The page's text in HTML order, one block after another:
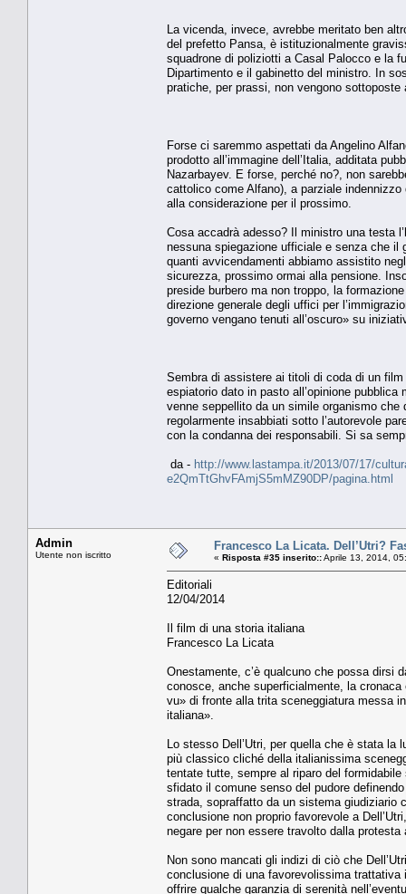
La vicenda, invece, avrebbe meritato ben
del prefetto Pansa, è istituzionalmente
squadrone di poliziotti a Casal Palocco e la
Dipartimento e il gabinetto del ministro. In
pratiche, per prassi, non vengono sottoposte
Forse ci saremmo aspettati da Angelino
prodotto all’immagine dell’Italia, additata
Nazarbayev. E forse, perché no?, non
cattolico come Alfano), a parziale
alla considerazione per il prossimo.
Cosa accadrà adesso? Il ministro una testa
nessuna spiegazione ufficiale e senza che il
quanti avvicendamenti abbiamo assistito
sicurezza, prossimo ormai alla pensione.
preside burbero ma non troppo, la
direzione generale degli uffici per
governo vengano tenuti all’oscuro» su
Sembra di assistere ai titoli di coda di un
espiatorio dato in pasto all’opinione
venne seppellito da un simile organismo
regolarmente insabbiati sotto l’autorevole
con la condanna dei responsabili. Si sa
da - http://www.lastampa.it/2013/07/17/
e2QmTtGhvFAmjS5mMZ90DP/pagina.html
Admin
Utente non iscritto
Francesco La Licata. Dell’Utri?
« Risposta #35 inserito::Aprile 13, 2014,
Editoriali
12/04/2014
Il film di una storia italiana
Francesco La Licata
Onestamente, c’è qualcuno che possa dirsi
conosce, anche superficialmente, la
vu» di fronte alla trita sceneggiatura messa
italiana».
Lo stesso Dell’Utri, per quella che è stata la
più classico cliché della italianissima
tentate tutte, sempre al riparo del
sfidato il comune senso del pudore
strada, sopraffatto da un sistema giudiziario
conclusione non proprio favorevole a
negare per non essere travolto dalla protesta
Non sono mancati gli indizi di ciò che
conclusione di una favorevolissima
offrire qualche garanzia di serenità